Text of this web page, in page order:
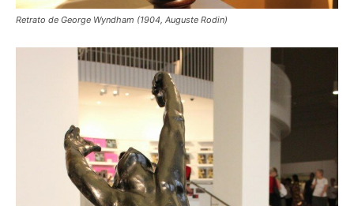
Retrato de George Wyndham (1904, Auguste Rodin)